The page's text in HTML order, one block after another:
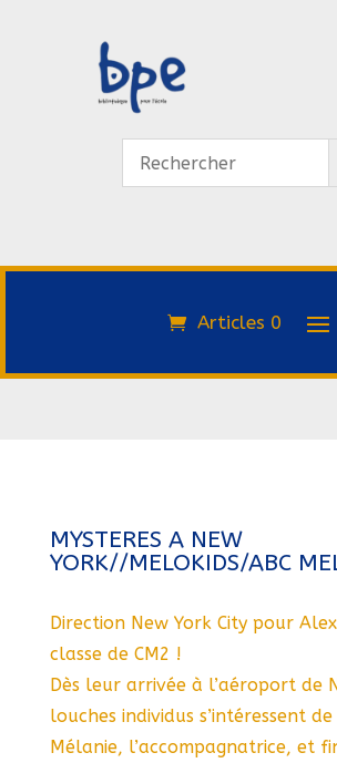
Articles 0
MYSTERES A NEW
YORK//MELOKIDS/ABC
Direction New York City pour
classe de CM2 !
Dès leur arrivée à l’aéroport de
louches individus s’intéressent
Mélanie, l’accompagnatrice, et